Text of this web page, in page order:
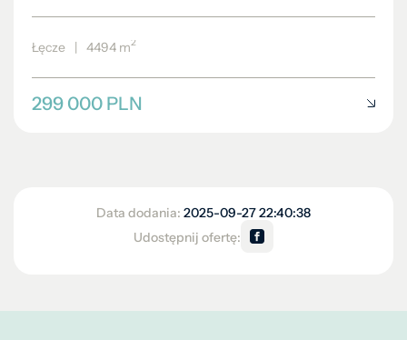
Łęcze | 4494 m2
299 000 PLN
Data dodania: 2025-09-27 22:40:38
Udostępnij ofertę: